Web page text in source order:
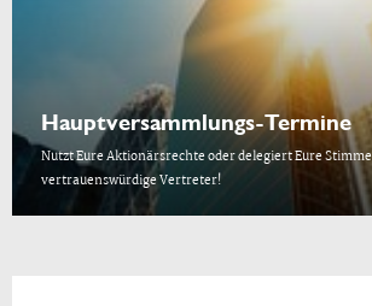
Hauptversammlungs-Termine
Nutzt Eure Aktionärsrechte oder delegiert Eure
vertrauenswürdige Vertreter!